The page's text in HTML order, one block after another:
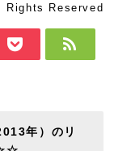
Rights Reserved
年）のリ